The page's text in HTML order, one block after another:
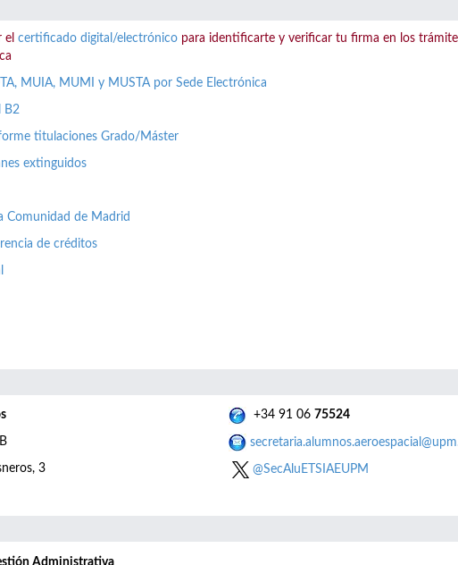
el certificado digital/electrónico para identificarte y verificar tu firma en los
MUIA, MUMI y MUSTA por Sede Electrónica
B2
titulaciones Grado/Máster
extinguidos
Comunidad de Madrid
de créditos
3
+34 91 06 75524
@SecAluETSIAEUPM
Administrativa